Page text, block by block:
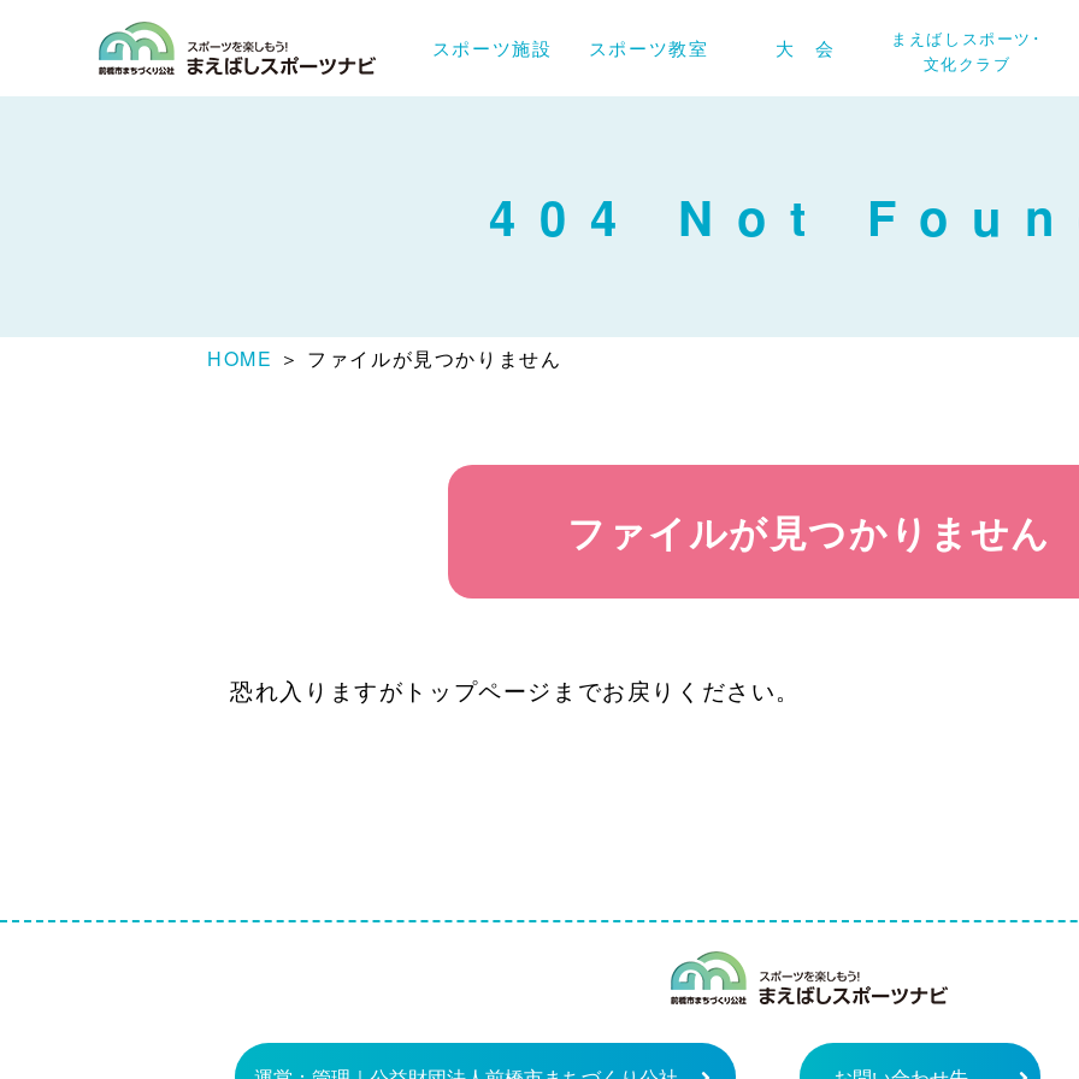
スポーツ施設 スポーツ教室 大 会
まえばしスポーツ･
文化クラブ
404 Not
HOME ＞ ファイルが見つかりません
ファイルが見つかりません
恐れ入りますがトップページまでお戻りください。